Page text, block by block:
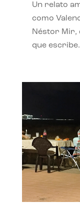
Un relato
como
Néstor Mir,
que escribe.